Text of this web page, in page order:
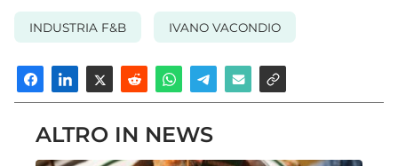
INDUSTRIA F&B IVANO VACONDIO
ALTRO IN NEWS